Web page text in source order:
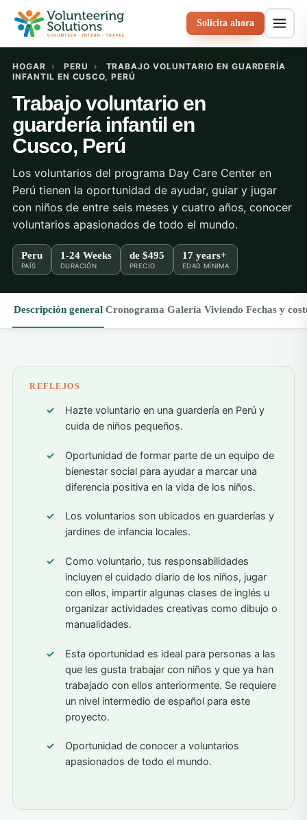
Solicita ahora
HOGAR › PERU ›
TRABAJO VOLUNTARIO EN GUARDERÍA
INFANTIL EN CUSCO, PERÚ
Trabajo voluntario en
guardería infantil en
Cusco, Perú
Los voluntarios del programa Day Care Center en
Perú tienen la oportunidad de ayudar, guiar y jugar
con niños de entre seis meses y cuatro años, conocer
voluntarios apasionados de todo el mundo.
Peru
PAÍS
1-24 Weeks
DURACIÓN
de $495
PRECIO
17 years+
EDAD MÍNIMA
Descripción general Cronograma Galería Viviendo Fechas y
REFLEJOS
Hazte voluntario en una guardería en Perú y
cuida de niños pequeños.
Oportunidad de formar parte de un equipo de
bienestar social para ayudar a marcar una
diferencia positiva en la vida de los niños.
Los voluntarios son ubicados en guarderías y
jardines de infancia locales.
Como voluntario, tus responsabilidades
incluyen el cuidado diario de los niños, jugar
con ellos, impartir algunas clases de inglés u
organizar actividades creativas como dibujo o
manualidades.
Esta oportunidad es ideal para personas a las
que les gusta trabajar con niños y que ya han
trabajado con ellos anteriormente. Se requiere
un nivel intermedio de español para este
proyecto.
Oportunidad de conocer a voluntarios
apasionados de todo el mundo.